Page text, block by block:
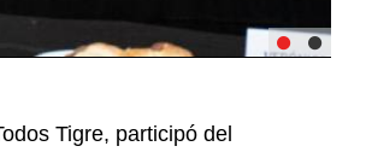
Tigre, participó del